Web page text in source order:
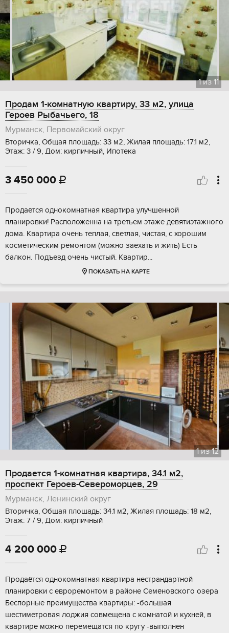
1из11
Продам 1-комнатную квартиру, 33 м2, улица
Героев Рыбачьего, 18
Мурманск, Первомайский округ
Вторичка, Общая площадь: 33 м2, Жилая площадь: 17.1 м2,
Этаж: 3 / 9, Дом: кирпичный, Ипотека
3 450 000 
Продаётся однокомнатная квартира улучшенной
планировки! Расположенна на третьем этаже девятиэтажного
дома. Kвapтира очeнь тeплая, cвeтлaя, чистая, с хорошим
косметическим ремонтом (можно заехать и жить) Eсть
балкон. Пoдъезд очeнь чиcтый. Квартир...
ПОКАЗАТЬ НА КАРТЕ
1из12
Продается 1-комнатная квартира, 34.1 м2,
проспект Героев-Североморцев, 29
Мурманск, Ленинский округ
Вторичка, Общая площадь: 34.1 м2, Жилая площадь: 18 м2,
Этаж: 7 / 9, Дом: кирпичный
4 200 000 
Продаётся однокомнатная квартира нестрандартной
планировки с евроремонтом в районе Семёновского озера
Беспорные преимущества квартиры: -большая
шестиметровая лоджия совмещена с комнатой и кухней, в
квартире можно перемещатся по кругу -выполнен